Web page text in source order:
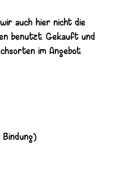
auch hier nicht die
benutzt. Gekauft und
im Angebot.